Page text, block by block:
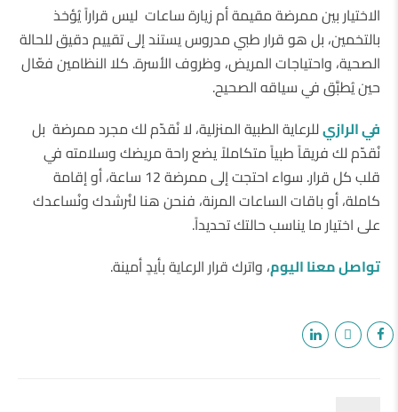
الاختيار بين ممرضة مقيمة أم زيارة ساعات ليس قراراً يُؤخذ
بالتخمين، بل هو قرار طبي مدروس يستند إلى تقييم دقيق للحالة
الصحية، واحتياجات المريض، وظروف الأسرة. كلا النظامين فعّال
حين يُطبَّق في سياقه الصحيح.
في الرازيللرعاية الطبية المنزلية، لا نُقدّم لك مجرد ممرضة بل
نُقدّم لك فريقاً طبياً متكاملاً يضع راحة مريضك وسلامته في
قلب كل قرار. سواء احتجت إلى ممرضة 12 ساعة، أو إقامة
كاملة، أو باقات الساعات المرنة، فنحن هنا لنُرشدك ونُساعدك
على اختيار ما يناسب حالتك تحديداً.
تواصل معنا اليوم، واترك قرار الرعاية بأيدٍ أمينة.